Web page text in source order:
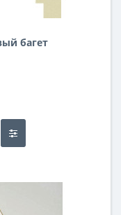
багет